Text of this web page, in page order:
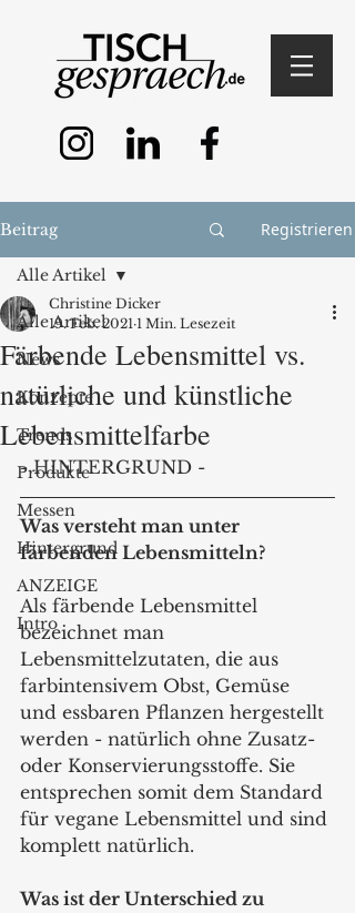
Beitrag Registrieren
Alle Artikel
News
Konzepte
Trends
Produkte
Messen
Hintergrund
ANZEIGE
Intro
Alle Artikel
Färbende Lebensmittel vs.
natürliche und künstliche
Lebensmittelfarbe
Christine Dicker
19. Feb. 2021 1 Min. Lesezeit
- HINTERGRUND -
Was versteht man unter
färbenden Lebensmitteln?
Als färbende Lebensmittel
bezeichnet man
Lebensmittelzutaten, die aus
farbintensivem Obst, Gemüse
und essbaren Pflanzen hergestellt
werden - natürlich ohne Zusatz-
oder Konservierungsstoffe. Sie
entsprechen somit dem Standard
für vegane Lebensmittel und sind
komplett natürlich.
Was ist der Unterschied zu